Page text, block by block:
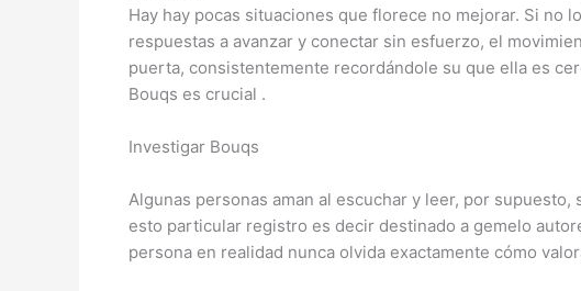
Hay hay pocas situaciones que florece no mejorar. Si no
respuestas a avanzar y conectar sin esfuerzo, el
puerta, consistentemente recordándole su que ella es
Bouqs es crucial .
Investigar Bouqs
Algunas personas aman al escuchar y leer, por
esto particular registro es decir destinado a gemelo
persona en realidad nunca olvida exactamente cómo